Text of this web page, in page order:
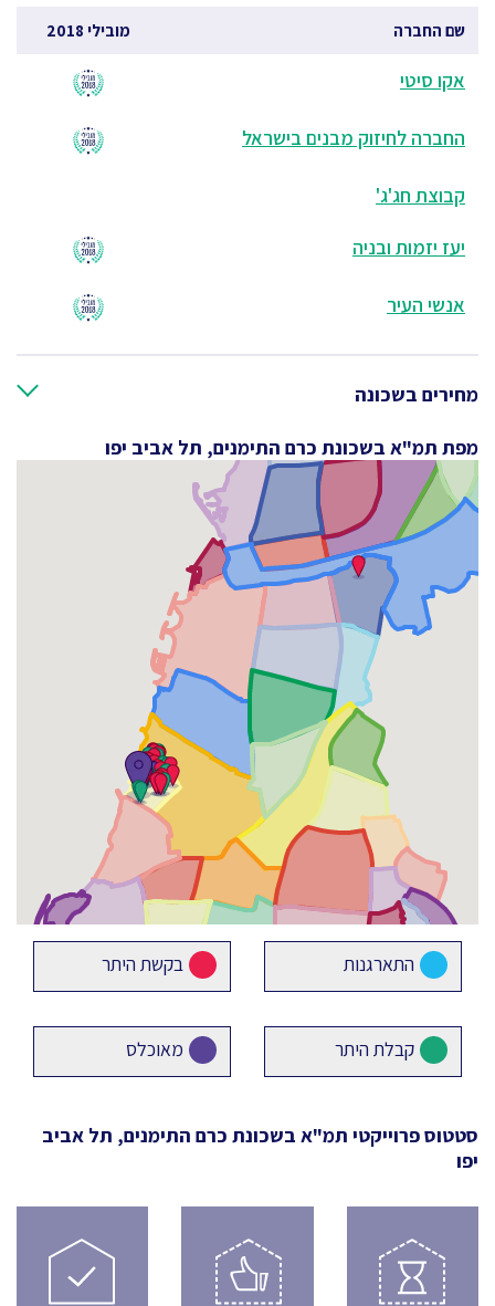
שם החברה מובילי 2018
אקו סיטי
החברה לחיזוק מבנים בישראל
קבוצת חג'ג'
יעז יזמות ובניה
אנשי העיר
מחירים בשכונה
מפת תמ"א בשכונת כרם התימנים, תל אביב יפו
התארגנות בקשת היתר
קבלת היתר מאוכלס
סטטוס פרוייקטי תמ"א בשכונת כרם התימנים, תל אביב
יפו